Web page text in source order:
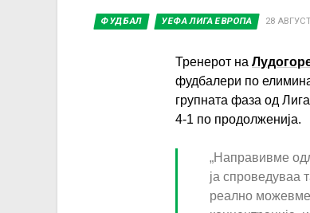
here ФУДБАЛ УЕФА ЛИГА ЕВРОПА 28
Тренерот на
фудбалери по
групната фаза од
4-1 по продолженија.
„Направивме
ја спроведуваа
реално можевме